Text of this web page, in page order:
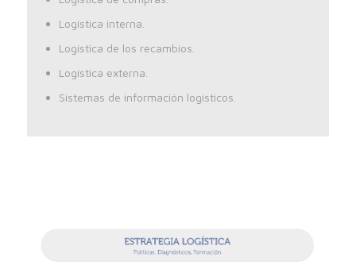
Logística interna.
Logística de los recambios.
Logística externa.
Sistemas de información logísticos.